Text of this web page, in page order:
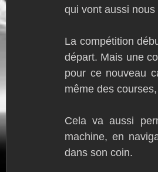
qui vont aussi
La compétition
départ. Mais une
pour ce nouveau
même des
Cela va aussi
machine, en
dans son coin.